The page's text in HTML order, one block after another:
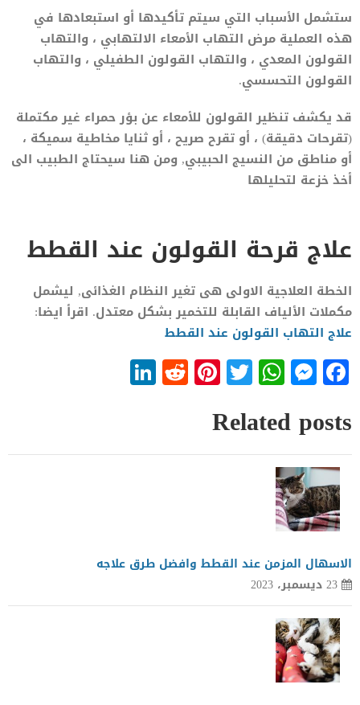
ستشمل الأسباب التي سيتم تأكيدها أو استبعادها في
هذه العملية مرض التهاب الأمعاء الالتهابي ، والتهاب
القولون المعدي ، والتهاب القولون الطفيلي ، والتهاب
القولون التحسسي.
قد يكشف تنظير القولون للأمعاء عن بؤر حمراء غير مكتملة
(تقرحات دقيقة) ، أو تقرح صريح ، أو ثنايا مخاطية سميكة ،
أو مناطق من النسيج الحبيبي, ومن هنا سيحتاج الطبيب الى
أخذ خزعة لتحليلها
علاج قرحة القولون عند القطط
الخطة العلاجية الاولى هى تغير النظام الغذائى, ليشمل
مكملات الألياف القابلة للتخمير بشكل معتدل. اقرأ ايضا:
علاج التهاب القولون عند القطط
Facebook
Messenger
WhatsApp
Twitter
Pinterest
Reddit
Related posts
الاسهال المزمن عند القطط وافضل طرق علاجه
23 ديسمبر، 2023